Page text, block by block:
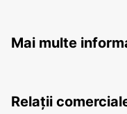
Mai multe
Relații